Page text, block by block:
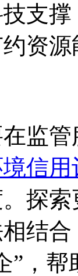
支
资
管
信用
探
结
”，